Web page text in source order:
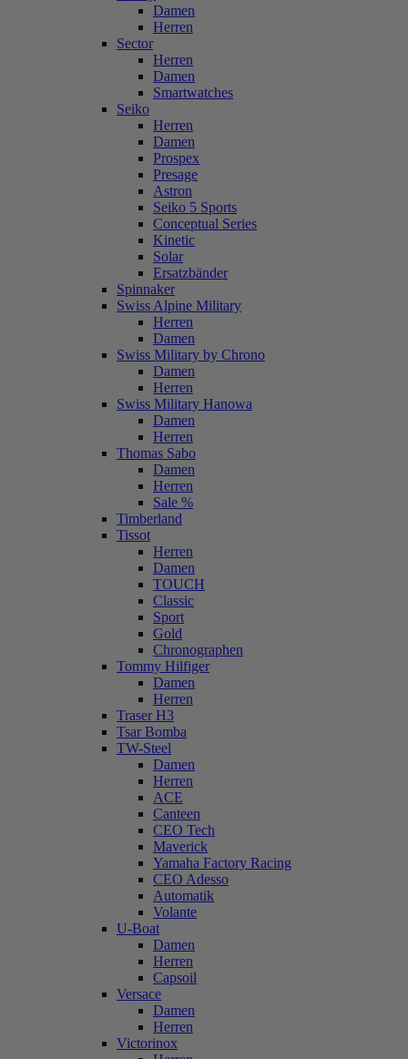
Damen
Herren
Sector
Herren
Damen
Smartwatches
Seiko
Herren
Damen
Prospex
Presage
Astron
Seiko 5 Sports
Conceptual Series
Kinetic
Solar
Ersatzbänder
Spinnaker
Swiss Alpine Military
Herren
Damen
Swiss Military by Chrono
Damen
Herren
Swiss Military Hanowa
Damen
Herren
Thomas Sabo
Damen
Herren
Sale %
Timberland
Tissot
Herren
Damen
TOUCH
Classic
Sport
Gold
Chronographen
Tommy Hilfiger
Damen
Herren
Traser H3
Tsar Bomba
TW-Steel
Damen
Herren
ACE
Canteen
CEO Tech
Maverick
Yamaha Factory Racing
CEO Adesso
Automatik
Volante
U-Boat
Damen
Herren
Capsoil
Versace
Damen
Herren
Victorinox